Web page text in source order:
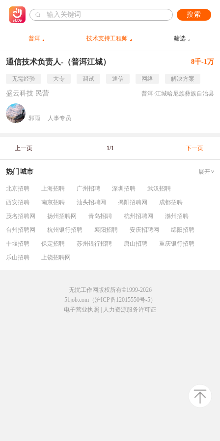
搜索
普洱 技术支持工程师 筛选
通信技术负责人-（普洱江城） 8千-1万
无需经验 大专 调试 通信 网络 解决方案
盛云科技 民营 普洱·江城哈尼族彝族自治县
郭雨 人事专员
上一页 1/1 下一页
热门城市 展开
北京招聘 上海招聘 广州招聘 深圳招聘
武汉招聘
西安招聘
南京招聘 汕头招聘网 揭阳招聘网
成都招聘
茂名招聘网
扬州招聘网 青岛招聘 杭州招聘网
滁州招聘
台州招聘网
杭州银行招聘 襄阳招聘 安庆招聘网
绵阳招聘
十堰招聘
保定招聘 苏州银行招聘 唐山招聘
重庆银行招聘
乐山招聘
上饶招聘网
无忧工作网版权所有©1999-2026
51job.com（沪ICP备12015550号-5）
电子营业执照
人力资源服务许可证